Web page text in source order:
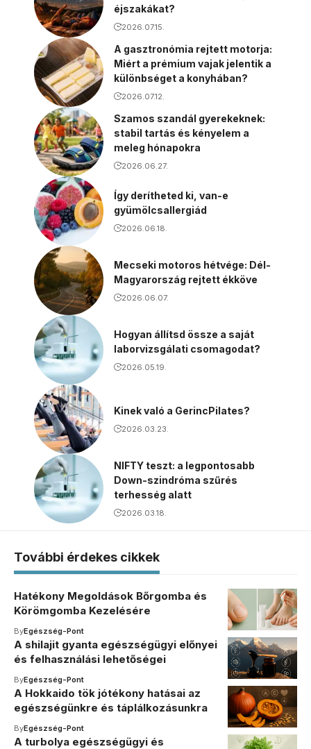
éjszakákat?
2026.07.15.
A gasztronómia rejtett motorja:
Miért a prémium vajak jelentik a
különbséget a konyhában?
2026.07.12.
Szamos szandál gyerekeknek:
stabil tartás és kényelem a
meleg hónapokra
2026.06.27.
Így derítheted ki, van-e
gyümölcsallergiád
2026.06.18.
Mecseki motoros hétvége: Dél-
Magyarország rejtett ékköve
2026.06.07.
Hogyan állítsd össze a saját
laborvizsgálati csomagodat?
2026.05.19.
Kinek való a GerincPilates?
2026.03.23.
NIFTY teszt: a legpontosabb
Down-szindróma szűrés
terhesség alatt
2026.03.18.
További érdekes cikkek
Hatékony Megoldások Bőrgomba és
Körömgomba Kezelésére
ByEgészség-Pont
A shilajit gyanta egészségügyi előnyei
és felhasználási lehetőségei
ByEgészség-Pont
A Hokkaido tök jótékony hatásai az
egészségünkre és táplálkozásunkra
ByEgészség-Pont
A turbolya egészségügyi és